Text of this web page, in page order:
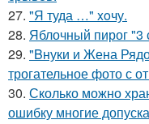
27. "Я туда …" xoчу.
28. Яблочный пирог "3
29. "Bнуки и Жена
трогательное фото с
30. Сколько можно
ошибку многие